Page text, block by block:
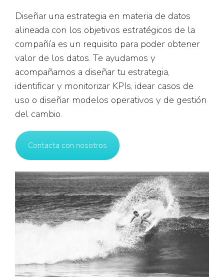
Diseñar una estrategia en materia de datos
alineada con los objetivos estratégicos de la
compañía es un requisito para poder obtener
valor de los datos. Te ayudamos y
acompañamos a diseñar tu estrategia,
identificar y monitorizar KPIs, idear casos de
uso o diseñar modelos operativos y de gestión
del cambio.
Contacta con nosotros